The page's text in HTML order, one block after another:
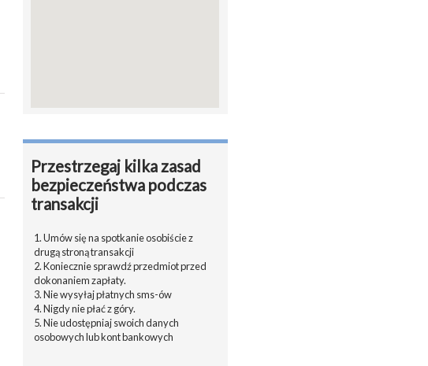
Przestrzegaj kilka zasad
bezpieczeństwa podczas
transakcji
1. Umów się na spotkanie osobiście z
drugą stroną transakcji
2. Koniecznie sprawdź przedmiot przed
dokonaniem zapłaty.
3. Nie wysyłaj płatnych sms-ów
4. Nigdy nie płać z góry.
5. Nie udostępniaj swoich danych
osobowych lub kont bankowych